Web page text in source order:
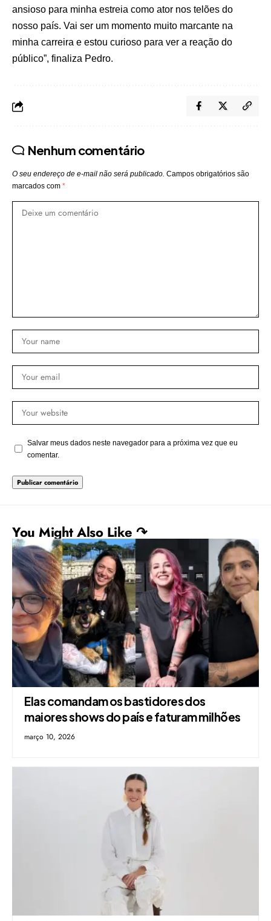
ansioso para minha estreia como ator nos telões do
nosso país. Vai ser um momento muito marcante na
minha carreira e estou curioso para ver a reação do
público”, finaliza Pedro.
Nenhum comentário
O seu endereço de e-mail não será publicado. Campos obrigatórios são
marcados com *
Salvar meus dados neste navegador para a próxima vez que eu
comentar.
You Might Also Like ↷
Elas comandam os bastidores dos
maiores shows do país e faturam milhões
março 10, 2026